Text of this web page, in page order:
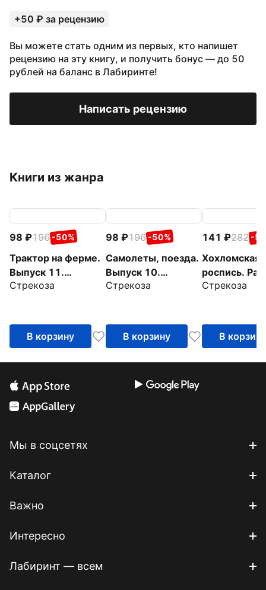
+50 ₽ за рецензию
Вы можете стать одним из первых, кто напишет
рецензию на эту книгу, и получить бонус — до 50
рублей на баланс в Лабиринте!
Написать рецензию
Книги из жанра
98 196 -50%
Трактор на ферме.
Выпуск 11.
Раскраска с
Стрекоза
В корзину
98 196 -50%
Самолеты, поезда.
Выпуск 10.
Раскраска с
Стрекоза
В корзину
141 282 -
Хохломская
роспись.
с
Стрекоза
В корзину
Мы в соцсетях
Каталог
Важно
Интересно
Лабиринт — всем